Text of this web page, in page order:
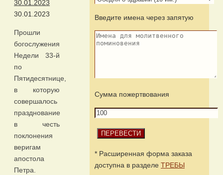
30.01.2023
30.01.2023
Прошли
богослужения
Недели 33-й
по
Пятидесятнице,
в которую
совершалось
празднование
в честь
поклонения
веригам
апостола
Петра.
Введите имена через запятую
Сумма пожертвования
* Расширенная форма заказа
доступна в разделе ТРЕБЫ